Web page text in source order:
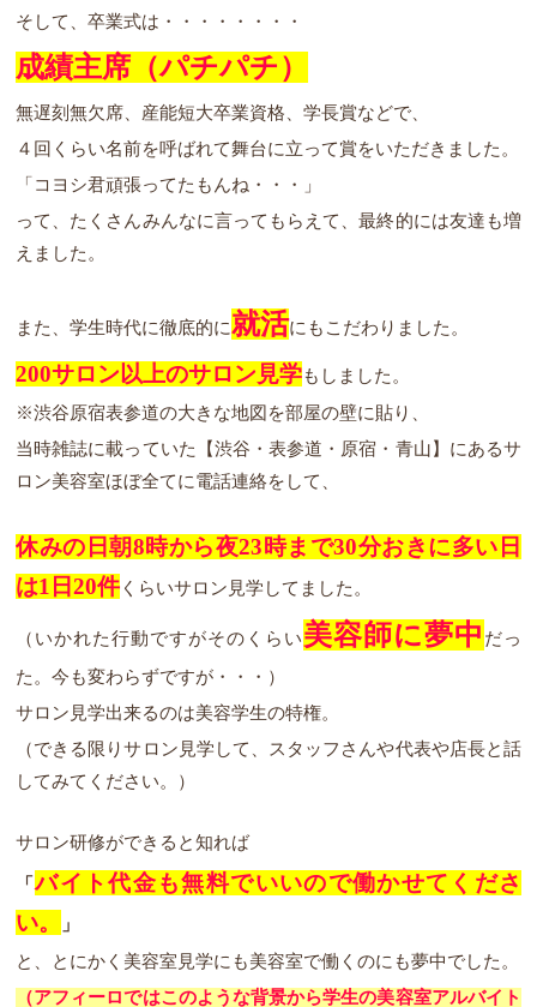
そして、卒業式は・・・・・・・・
成績主席（パチパチ）
無遅刻無欠席、産能短大卒業資格、学長賞などで、
４回くらい名前を呼ばれて舞台に立って賞をいただきました。
「コヨシ君頑張ってたもんね・・・」
って、たくさんみんなに言ってもらえて、最終的には友達も増
えました。
また、学生時代に徹底的に就活にもこだわりました。
200サロン以上のサロン見学もしました。
※渋谷原宿表参道の大きな地図を部屋の壁に貼り、
当時雑誌に載っていた【渋谷・表参道・原宿・青山】にあるサ
ロン美容室ほぼ全てに電話連絡をして、
休みの日朝8時から夜23時まで30分おきに多い日
は1日20件 くらいサロン見学してました。
（いかれた行動ですがそのくらい美容師に夢中 だっ
た。今も変わらずですが・・・）
サロン見学出来るのは美容学生の特権。
（できる限りサロン見学して、スタッフさんや代表や店長と話
してみてください。）
サロン研修ができると知れば
「バイト代金も無料でいいので働かせてくださ
い。
」
と、とにかく美容室見学にも美容室で働くのにも夢中でした。
（アフィーロではこのような背景から学生の美容室アルバイト